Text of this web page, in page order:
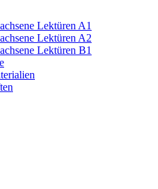
Lektüren A1
Lektüren A2
Lektüren B1